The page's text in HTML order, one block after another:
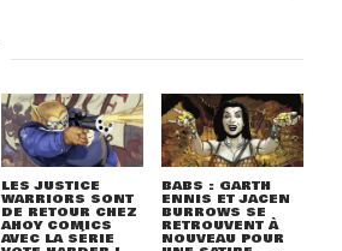
LES JUSTICE
WARRIORS SONT
DE RETOUR CHEZ
AHOY COMICS
AVEC LA SÉRIE
BABS : GARTH
ENNIS ET JACEN
BURROWS SE
RETROUVENT À
NOUVEAU POUR